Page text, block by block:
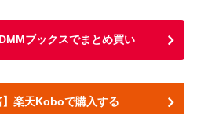
ブックスでまとめ買い
】楽天Koboで購入する